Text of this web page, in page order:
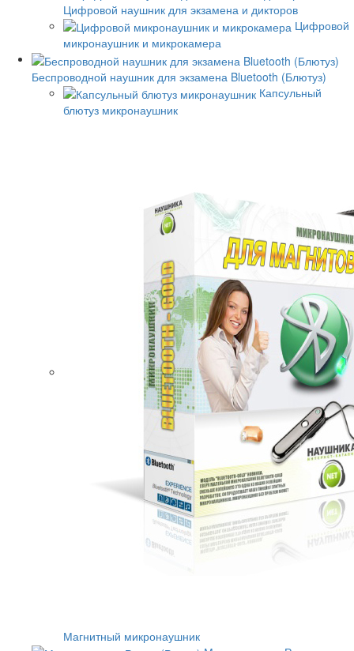
Цифровой наушник для экзамена и дикторов
Цифровой
микронаушник и микрокамера
Беспроводной наушник для экзамена Bluetooth (Блютуз)
Капсульный
блютуз микронаушник
Магнитный микронаушник